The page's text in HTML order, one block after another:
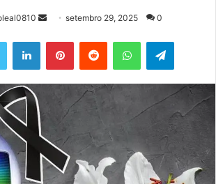
Mande
mail
setembro 29, 2025 0
Twitter LinkedinPinterestReddit WhatsAppTelegram